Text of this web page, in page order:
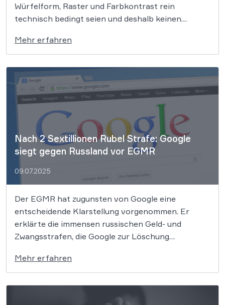
Würfelform, Raster und Farbkontrast rein
technisch bedingt seien und deshalb keinen
Hersteller, Tüftler und den Spielzeugmarkt
bedeutet, lesen Sie hier. Der Rubik Cube ist seit den
späten 70er-Jahren ein Kultobjekt. […]
Mehr erfahren
Nach 2 Sextillionen Rubel Strafe: Google
siegt gegen Russland vor EGMR
09.07.2025
Der EGMR hat zugunsten von Google eine
entscheidende Klarstellung vorgenommen. Er
erklärte die immensen russischen Geld- und
Zwangsstrafen, die Google zur Löschung
Senders Tsargrad-TV zwingen sollten, für eindeutig
rechtswidrig. Dieses Urteil unterstreicht, dass
solche unverhältnismäßigen Eingriffe in die
Meinungsfreiheit nicht haltbar sind und
Mehr erfahren